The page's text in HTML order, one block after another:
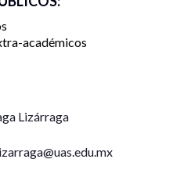
académicos
Lizárraga